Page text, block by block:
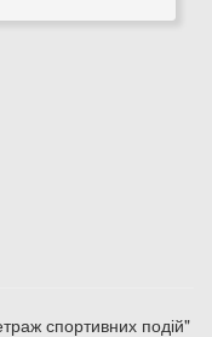
спортивних подій"